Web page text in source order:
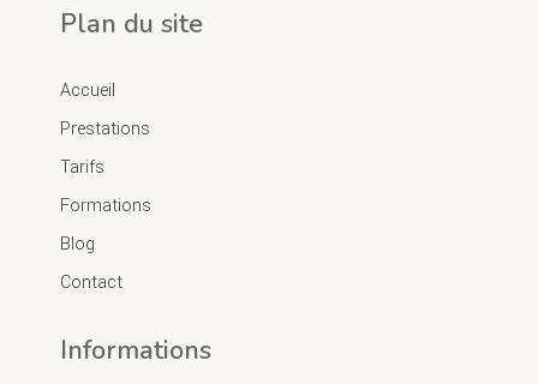
Plan du site
Accueil
Prestations
Tarifs
Formations
Blog
Contact
Informations